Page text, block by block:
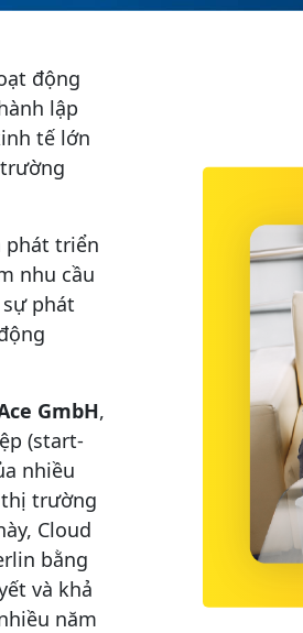
động
lập
tế lớn
phát triển
nhu cầu
phát
GmbH,
(start-
nhiều
thị trường
Cloud
bằng
và khả
năm